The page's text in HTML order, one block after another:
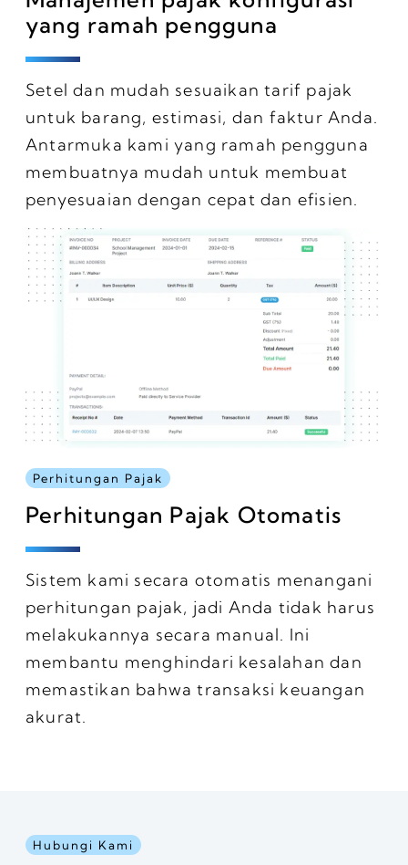
yang ramah pengguna
Setel dan mudah sesuaikan tarif pajak
untuk barang, estimasi, dan faktur Anda.
Antarmuka kami yang ramah pengguna
membuatnya mudah untuk membuat
penyesuaian dengan cepat dan efisien.
Perhitungan Pajak
Perhitungan Pajak Otomatis
Sistem kami secara otomatis menangani
perhitungan pajak, jadi Anda tidak harus
melakukannya secara manual. Ini
membantu menghindari kesalahan dan
memastikan bahwa transaksi keuangan
akurat.
Hubungi Kami